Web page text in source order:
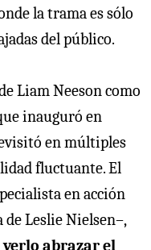
la trama es sólo
del público.
Liam Neeson como
inauguró en
en múltiples
fluctuante. El
en acción
Leslie Nielsen–,
verlo abrazar el